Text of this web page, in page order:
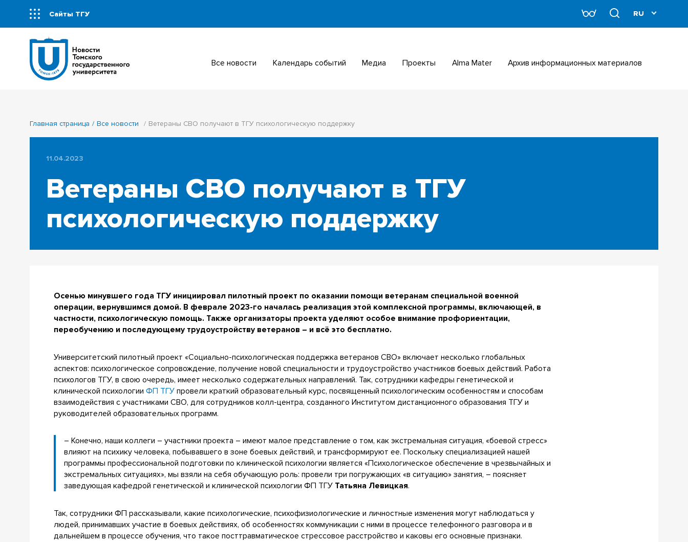
Сайты ТГУ
Все новости Календарь событий Медиа Проекты Alma Mater Архив информационных материалов
Главная страница Все новости Ветераны СВО получают в ТГУ психологическую поддержку
11.04.2023
Ветераны СВО получают в ТГУ
психологическую поддержку
Осенью минувшего года ТГУ инициировал пилотный проект по оказании помощи ветеранам специальной военной
операции, вернувшимся домой. В феврале 2023-го началась реализация этой комплексной программы, включающей, в
частности, психологическую помощь. Также организаторы проекта уделяют особое внимание профориентации,
переобучению и последующему трудоустройству ветеранов – и всё это бесплатно.
Университетский пилотный проект «Социально-психологическая поддержка ветеранов СВО» включает несколько глобальных
аспектов: психологическое сопровождение, получение новой специальности и трудоустройство участников боевых действий. Работа
психологов ТГУ, в свою очередь, имеет несколько содержательных направлений. Так, сотрудники кафедры генетической и
клинической психологииФП ТГУ провели краткий образовательный курс, посвященный психологическим особенностям и способам
взаимодействия с участниками СВО, для сотрудников колл-центра, созданного Институтом дистанционного образования ТГУ и
руководителей образовательных программ.
– Конечно, наши коллеги – участники проекта – имеют малое представление о том, как экстремальная ситуация, «боевой стресс»
влияют на психику человека, побывавшего в зоне боевых действий, и трансформируют ее. Поскольку специализацией нашей
программы профессиональной подготовки по клинической психологии является «Психологическое обеспечение в чрезвычайных и
экстремальных ситуациях», мы взяли на себя обучающую роль: провели три погружающих «в ситуацию» занятия, – поясняет
заведующая кафедрой генетической и клинической психологии ФП ТГУ Татьяна Левицкая.
Так, сотрудники ФП рассказывали, какие психологические, психофизиологические и личностные изменения могут наблюдаться у
людей, принимавших участие в боевых действиях, об особенностях коммуникации с ними в процессе телефонного разговора и в
дальнейшем в процессе обучения, что такое посттравматическое стрессовое расстройство и каковы его основные признаки.